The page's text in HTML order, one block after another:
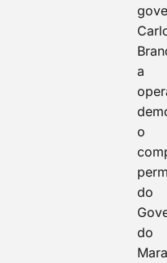
a
o
do
do